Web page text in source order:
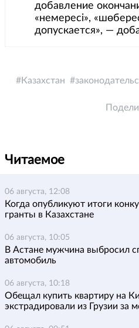
добавление
«немересі»,
допускается», —
Казахстан
Читаемое
06 августа, 12:08
Когда опубликуют итоги
гранты в Казахстане
06 августа, 10:05
В Астане мужчина выбросил
автомобиль
06 августа, 10:18
Обещал купить квартиру на
экстрадировали из Грузии за